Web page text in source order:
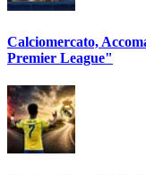
Calciomercato,
Premier League"